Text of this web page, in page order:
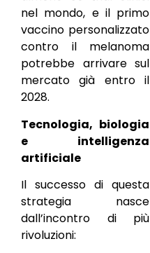
nel mondo, e il primo
vaccino personalizzato
contro il melanoma
potrebbe arrivare sul
mercato già entro il
2028.
Tecnologia, biologia
e intelligenza
artificiale
Il successo di questa
strategia nasce
dall’incontro di più
rivoluzioni: